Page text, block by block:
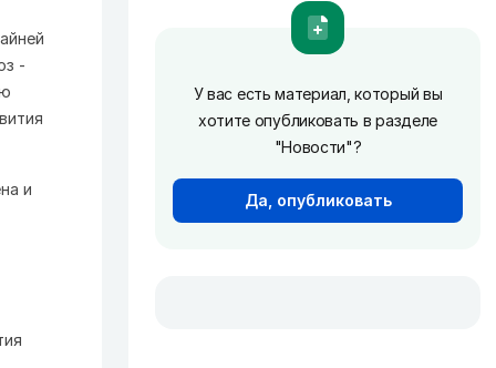
-
и
У вас есть материал, который вы
хотите опубликовать в разделе
"Новости"?
Да, опубликовать